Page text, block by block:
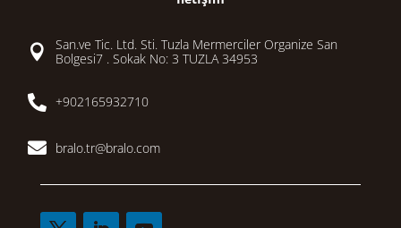

San.ve Tic. Ltd. Sti. Tuzla Mermerciler Organize San
Bolgesi7 . Sokak No: 3 TUZLA 34953
 +902165932710
 bralo.tr@bralo.com